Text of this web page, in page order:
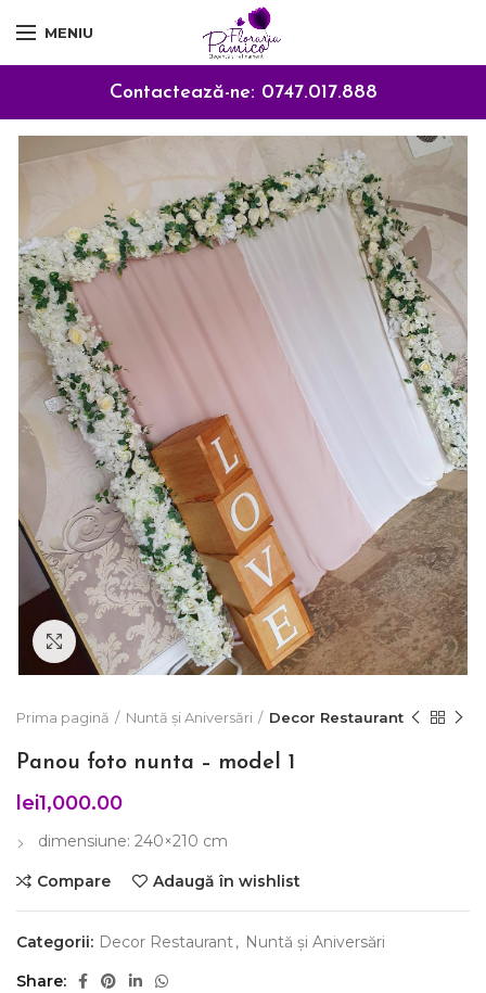
MENIU
Contactează-ne: 0747.017.888
Click to enlarge
Prima pagină Nuntă și Aniversări Decor Restaurant
Panou foto nunta – model 1
lei1,000.00
dimensiune: 240×210 cm
Compare Adaugă în wishlist
Categorii: Decor Restaurant, Nuntă și Aniversări
Share